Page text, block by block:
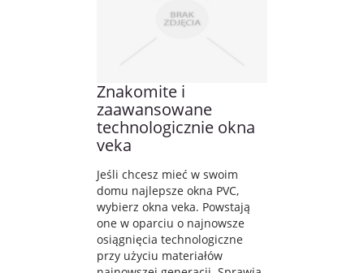
Znakomite i
zaawansowane
technologicznie okna
veka
Jeśli chcesz mieć w swoim
domu najlepsze okna PVC,
wybierz okna veka. Powstają
one w oparciu o najnowsze
osiągnięcia technologiczne
przy użyciu materiałów